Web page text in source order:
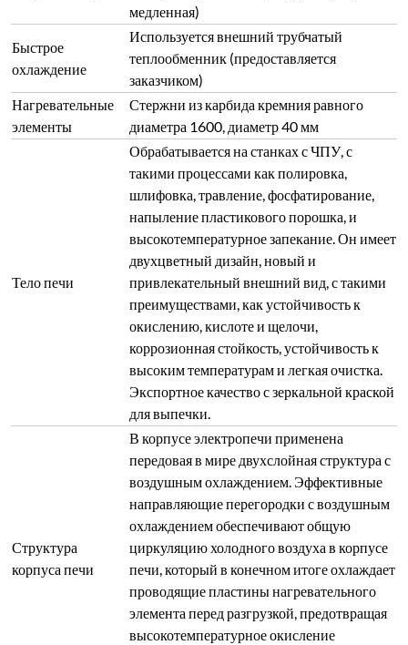
медленная)
Быстрое
охлаждение
Используется внешний трубчатый
теплообменник (предоставляется
заказчиком)
Нагревательные
элементы
Стержни из карбида кремния равного
диаметра 1600, диаметр 40 мм
Тело печи
Обрабатывается на станках с ЧПУ, с
такими процессами как полировка,
шлифовка, травление, фосфатирование,
напыление пластикового порошка, и
высокотемпературное запекание. Он имеет
двухцветный дизайн, новый и
привлекательный внешний вид, с такими
преимуществами, как устойчивость к
окислению, кислоте и щелочи,
коррозионная стойкость, устойчивость к
высоким температурам и легкая очистка.
Экспортное качество с зеркальной краской
для выпечки.
Структура
корпуса печи
В корпусе электропечи применена
передовая в мире двухслойная структура с
воздушным охлаждением. Эффективные
направляющие перегородки с воздушным
охлаждением обеспечивают общую
циркуляцию холодного воздуха в корпусе
печи, который в конечном итоге охлаждает
проводящие пластины нагревательного
элемента перед разгрузкой, предотвращая
высокотемпературное окисление